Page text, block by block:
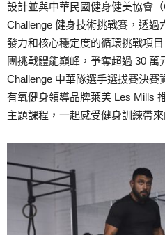
設計並與中華民國健身健美協會
Challenge 健身技術挑戰賽，透
發力和核心穩定度的循環挑戰項
團挑戰體能巔峰，爭奪超過 30 萬
Challenge 中華隊選手選拔賽決賽
有氧健身領導品牌萊美 Les Mills
主題課程，一起感受健身訓練帶